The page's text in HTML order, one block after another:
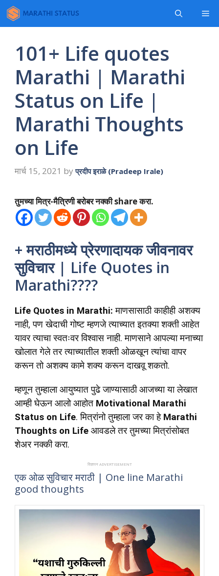
Skip
to
content
101+ Life quotes
Marathi | Marathi
Status on Life |
Marathi Thoughts
on Life
मार्च 15, 2021 byप्रदीप इराळे (Pradeep Irale)
तुमच्या मित्र-मैत्रिणी बरोबर नक्की share करा.
+ मराठीमध्ये प्रेरणादायक जीवनावर
सुविचार | Life Quotes in
Marathi????
Life Quotes in Marathi: माणसासाठी काहीही अशक्य
नाही, पण खेदाची गोष्ट म्हणजे त्याच्यात इतक्या शक्ती आहेत
यावर त्याचा स्वतःवर विश्वास नाही. माणसाने आपल्या मनाच्या
खोलात गेले तर त्याच्यातील शक्ती ओळखून त्यांचा वापर
करून तो अशक्य कामे शक्य करून दाखवू शकतो.
म्हणून तुम्हाला आयुष्यात पुढे जाण्यासाठी आजच्या या लेखात
आम्ही घेऊन आलो आहोत Motivational Marathi
Status on Life. मित्रांनो तुम्हाला जर का हे Marathi
Thoughts on Life आवडले तर तुमच्या मित्रांसोबत
शेअर नक्की करा.
विज्ञापन ADVERTISEMENT
एक ओळ सुविचार मराठी | One line Marathi
good thoughts